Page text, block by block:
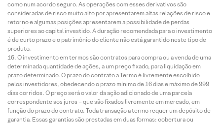
como num acordo seguro. As operações com esses derivativos são
consideradas de risco muito alto por apresentarem altas relações de risco e
retorno e algumas posições apresentarem a possibilidade de perdas
superiores ao capital investido. A duração recomendada para o investimento
é de curto prazo e o patrimônio do cliente não está garantido neste tipo de
produto.
O investimento em termos são contratos para compra ou a venda de uma
determinada quantidade de ações, a um preço fixado, para liquidação em
prazo determinado. O prazo do contrato a Termo é livremente escolhido
pelos investidores, obedecendo o prazo mínimo de 16 dias e máximo de 999
dias corridos. O preço será o valor da ação adicionado de uma parcela
correspondente aos juros – que são fixados livremente em mercado, em
função do prazo do contrato. Toda transação a termo requer um depósito de
garantia. Essas garantias são prestadas em duas formas: cobertura ou